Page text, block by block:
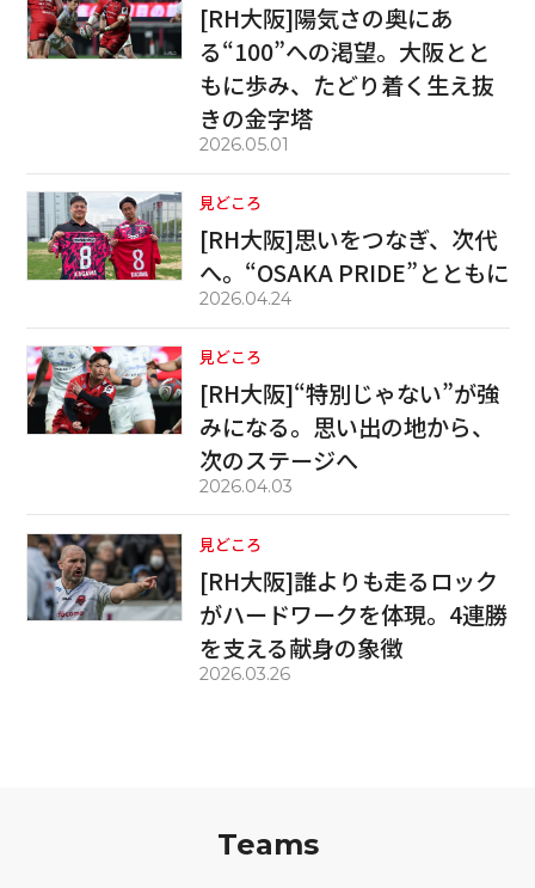
[RH大阪]陽気さの奥にあ
る“100”への渇望。大阪とと
もに歩み、たどり着く生え抜
きの金字塔
2026.05.01
見どころ
[RH大阪]思いをつなぎ、次代
へ。“OSAKA PRIDE”とともに
2026.04.24
見どころ
[RH大阪]“特別じゃない”が強
みになる。思い出の地から、
次のステージへ
2026.04.03
見どころ
[RH大阪]誰よりも走るロック
がハードワークを体現。4連勝
を支える献身の象徴
2026.03.26
Teams